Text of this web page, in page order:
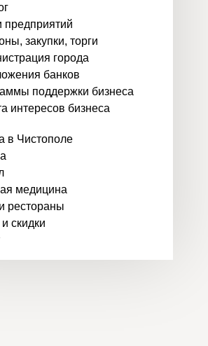
предприятий
закупки, торги
города
банков
поддержки бизнеса
интересов бизнеса
в Чистополе
медицина
рестораны
скидки